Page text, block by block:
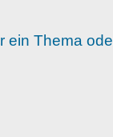
ein Thema